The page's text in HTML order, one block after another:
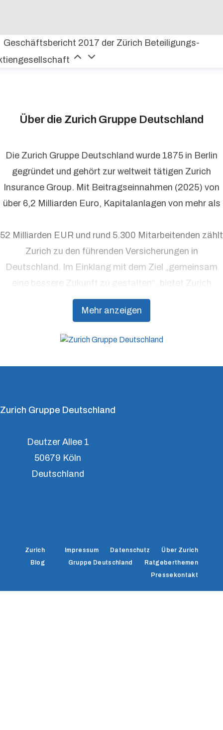
Geschäftsbericht 2017 der Zürich Beteiligungs-
Über die Zurich Gruppe Deutschland
Mehr anzeigen
Die Zurich Gruppe Deutschland wurde 1875 in Berlin
gegründet und gehört zur weltweit tätigen Zurich
Insurance Group. Mit Beitragseinnahmen (2025) von
über 6,2 Milliarden Euro, Kapitalanlagen von mehr als
52 Milliarden EUR und rund 5.300 Mitarbeitenden zählt
Zurich zu den führenden Versicherungen in
Deutschland. Im Einklang mit dem Ziel „gemeinsam
eine bessere Zukunft zu gestalten“, bietet Zurich
Präventionsdienstleistungen an, die über traditionelle
Versicherungsprodukte hinausgehen, um Kunden
Zurich Gruppe Deutschland
Deutzer Allee 1
50679 Köln
Deutschland